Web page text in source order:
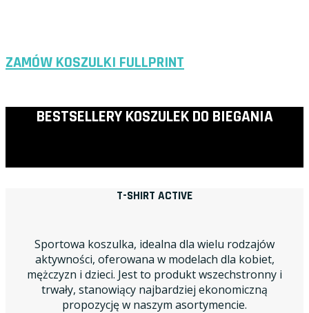
ZAMÓW KOSZULKI FULLPRINT
BESTSELLERY KOSZULEK DO BIEGANIA
T-SHIRT ACTIVE
Sportowa koszulka, idealna dla wielu rodzajów
aktywności, oferowana w modelach dla kobiet,
mężczyzn i dzieci. Jest to produkt wszechstronny i
trwały, stanowiący najbardziej ekonomiczną
propozycję w naszym asortymencie.